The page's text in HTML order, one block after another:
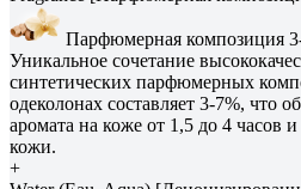
Парфюмерная композиция
Уникальное сочетание
синтетических парфюмерных
одеколонах составляет 3-7%, что
аромата на коже от 1,5 до 4 часов и
кожи.
+